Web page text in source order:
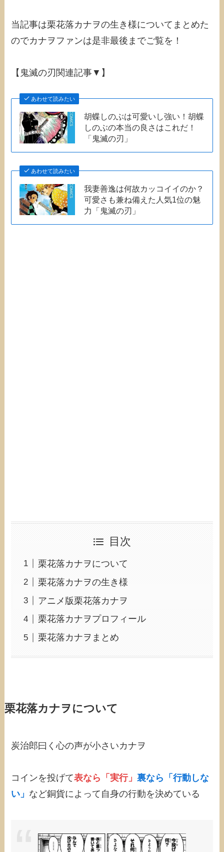
当記事は栗花落カナヲの生き様についてまとめた
のでカナヲファンは是非最後までご覧を！
【鬼滅の刃関連記事▼】
あわせて読みたい
胡蝶しのぶは可愛いし強い！胡蝶
しのぶの本当の良さはこれだ！
「鬼滅の刃」
あわせて読みたい
我妻善逸は何故カッコイイのか？
可愛さも兼ね備えた人気1位の魅
力「鬼滅の刃」
目次
栗花落カナヲについて
栗花落カナヲの生き様
アニメ版栗花落カナヲ
栗花落カナヲプロフィール
栗花落カナヲまとめ
栗花落カナヲについて
炭治郎曰く心の声が小さいカナヲ
コインを投げて表なら「実行」裏なら「行動しな
い」 など銅貨によって自身の行動を決めている